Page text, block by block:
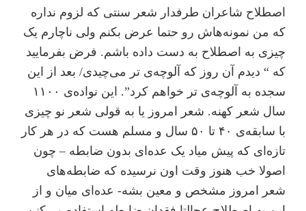
اصطلاح شاعران طرفدار شعر سنتی که لزوم نداره
که من نمونه‌هاش رو حتما عرض بکنم ولی ناچارم یک
چیزی به اصطلاح به دست داده باشم. فرض بفرمایید
که “ دیدم آن روز که آلوچه‌ی تر می‌چیدی/ بعد از این
سجده به آلوچه‌ی تر خواهم کرد”. این نواده‌ی ۱۱۰۰
سال شعر کهنه. شعر امروز یا به قولی شعر نو چیزی
با سابقه‌ی ۴۰ تا ۵۰ سال و مسلم هست که در هر کار
تازه‌ای که پیش میاد یک عده‌ای بدون ضابطه – چون
اصولا خب هنوز وقت اون نرسیده که ضابطه‌های
شعر امروز مشخص و معین بشه- عده‌ای میان و از